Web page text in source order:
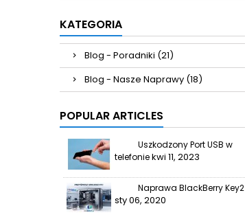
KATEGORIA
Blog - Poradniki (21)
Blog - Nasze Naprawy (18)
POPULAR ARTICLES
Uszkodzony Port USB w
telefoniekwi 11, 2023
Naprawa BlackBerry Key2
sty 06, 2020